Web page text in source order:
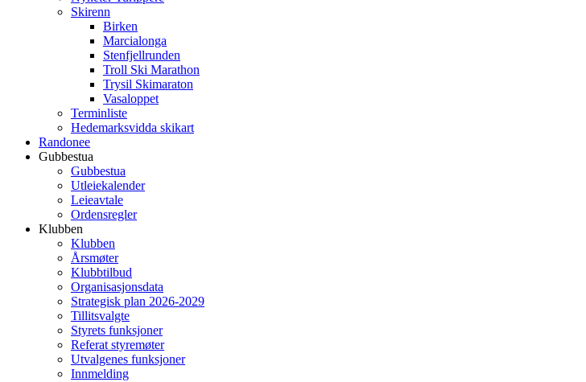
Skirenn
Birken
Marcialonga
Stenfjellrunden
Troll Ski Marathon
Trysil Skimaraton
Vasaloppet
Terminliste
Hedemarksvidda skikart
Randonee
Gubbestua
Gubbestua
Utleiekalender
Leieavtale
Ordensregler
Klubben
Klubben
Årsmøter
Klubbtilbud
Organisasjonsdata
Strategisk plan 2026-2029
Tillitsvalgte
Styrets funksjoner
Referat styremøter
Utvalgenes funksjoner
Innmelding